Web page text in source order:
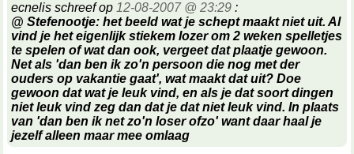
ecnelis schreef op 12-08-2007 @ 23:29 :
@ Stefenootje: het beeld wat je schept maakt niet uit. Al
vind je het eigenlijk stiekem lozer om 2 weken spelletjes
te spelen of wat dan ook, vergeet dat plaatje gewoon.
Net als 'dan ben ik zo'n persoon die nog met der
ouders op vakantie gaat', wat maakt dat uit? Doe
gewoon dat wat je leuk vind, en als je dat soort dingen
niet leuk vind zeg dan dat je dat niet leuk vind. In plaats
van 'dan ben ik net zo'n loser ofzo' want daar haal je
jezelf alleen maar mee omlaag